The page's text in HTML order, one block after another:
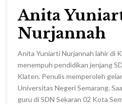
Anita
Nurjannah
Anita Yuniarti Nurjannah lahir di
menempuh pendidikan jenjang
Klaten. Penulis memperoleh
Universitas Negeri Semarang.
guru di SDN Sekaran 02 Kota